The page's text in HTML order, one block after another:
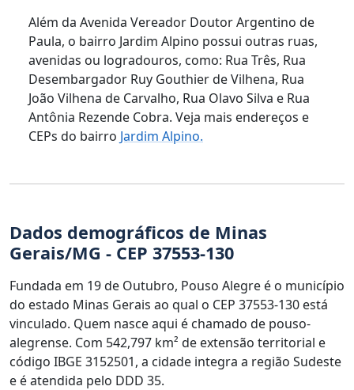
Além da Avenida Vereador Doutor Argentino de
Paula, o bairro Jardim Alpino possui outras ruas,
avenidas ou logradouros, como: Rua Três, Rua
Desembargador Ruy Gouthier de Vilhena, Rua
João Vilhena de Carvalho, Rua Olavo Silva e Rua
Antônia Rezende Cobra. Veja mais endereços e
CEPs do bairro Jardim Alpino.
Dados demográficos de Minas
Gerais/MG - CEP 37553-130
Fundada em 19 de Outubro, Pouso Alegre é o município
do estado Minas Gerais ao qual o CEP 37553-130 está
vinculado. Quem nasce aqui é chamado de pouso-
alegrense. Com 542,797 km² de extensão territorial e
código IBGE 3152501, a cidade integra a região Sudeste
e é atendida pelo DDD 35.